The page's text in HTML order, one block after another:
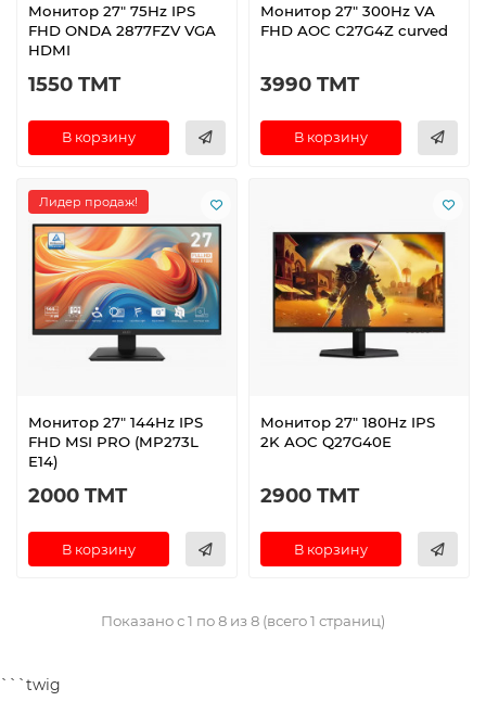
Монитор 27" 75Hz IPS
FHD ONDA 2877FZV VGA
HDMI
1550 TMT
В корзину
Монитор 27" 300Hz VA
FHD AOC C27G4Z curved
3990 TMT
В корзину
Лидер продаж!
Монитор 27" 144Hz IPS
FHD MSI PRO (MP273L
E14)
2000 TMT
В корзину
Монитор 27" 180Hz IPS
2K AOC Q27G40E
2900 TMT
В корзину
Показано с 1 по 8 из 8 (всего 1 страниц)
```twig